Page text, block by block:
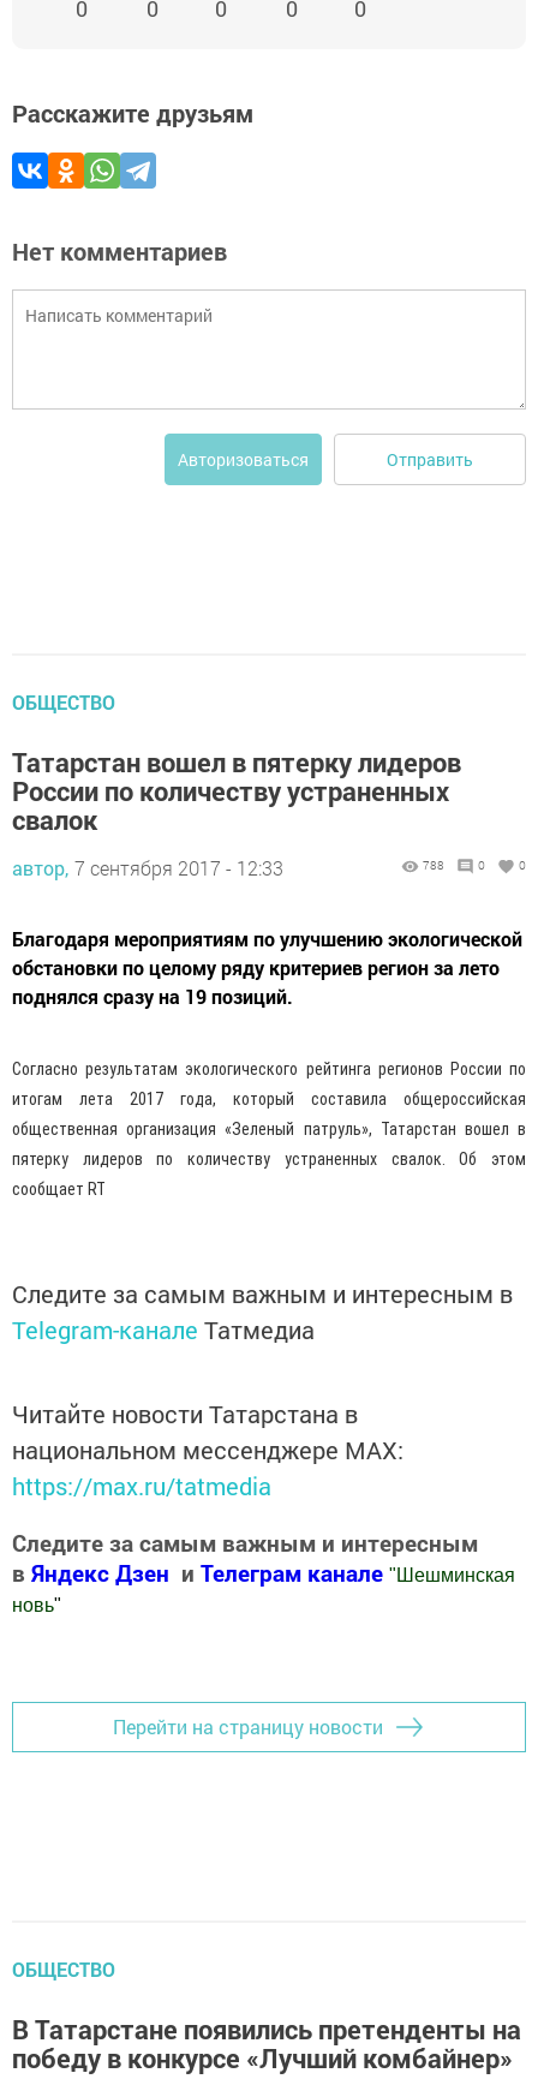
0 0 0 0 0
Расскажите друзьям
Нет комментариев
Авторизоваться Отправить
ОБЩЕСТВО
Татарстан вошел в пятерку лидеров
России по количеству устраненных
свалок
автор, 7 сентября 2017 - 12:33 788 0 0
Благодаря мероприятиям по улучшению экологической
обстановки по целому ряду критериев регион за лето
поднялся сразу на 19 позиций.
Согласно результатам экологического рейтинга регионов России по
итогам лета 2017 года, который составила общероссийская
общественная организация «Зеленый патруль», Татарстан вошел в
пятерку лидеров по количеству устраненных свалок. Об этом
сообщает RT
Следите за самым важным и интересным в
Telegram-канале Татмедиа
Читайте новости Татарстана в
национальном мессенджере MАХ:
https://max.ru/tatmedia
Следите за самым важным и интересным
в Яндекс Дзен и Телеграм канале " Шешминская
новь"
Перейти на страницу новости
ОБЩЕСТВО
В Татарстане появились претенденты на
победу в конкурсе «Лучший комбайнер»